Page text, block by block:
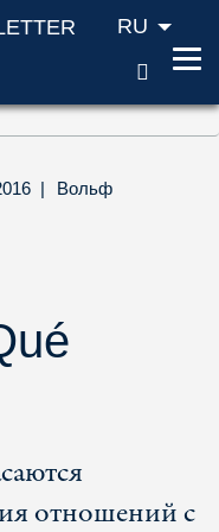
(ключ доступа
доступа '2')
доступа '3')
RU
|
Вольф
отношений с